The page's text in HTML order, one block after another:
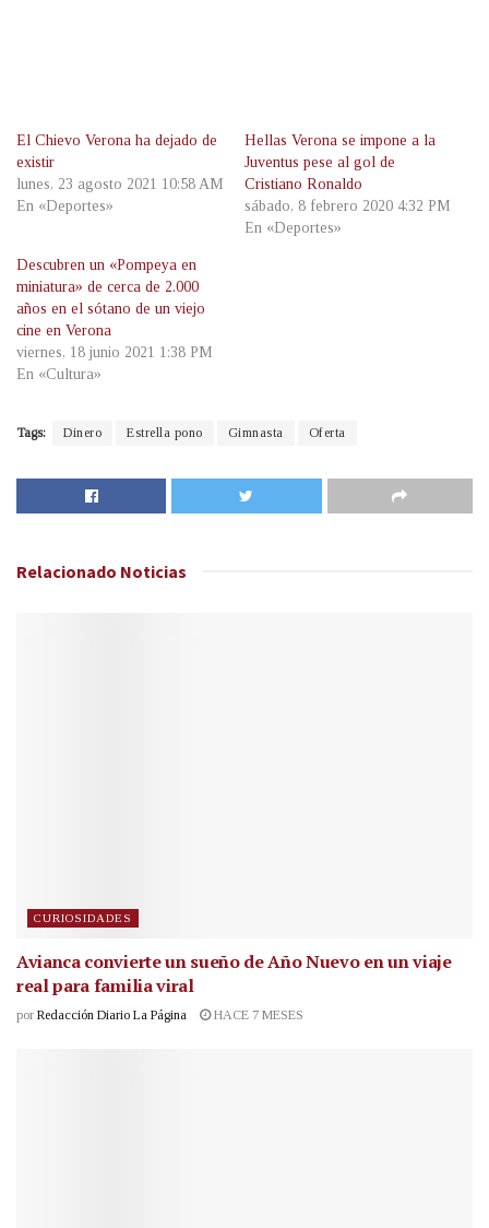
El Chievo Verona ha dejado de
existir
lunes, 23 agosto 2021 10:58 AM
En «Deportes»
Hellas Verona se impone a la
Juventus pese al gol de
Cristiano Ronaldo
sábado, 8 febrero 2020 4:32 PM
En «Deportes»
Descubren un «Pompeya en
miniatura» de cerca de 2.000
años en el sótano de un viejo
cine en Verona
viernes, 18 junio 2021 1:38 PM
En «Cultura»
Tags: Dinero Estrella pono Gimnasta Oferta
Relacionado Noticias
CURIOSIDADES
Avianca convierte un sueño de Año Nuevo en un viaje
real para familia viral
por Redacción Diario La Página HACE 7 MESES